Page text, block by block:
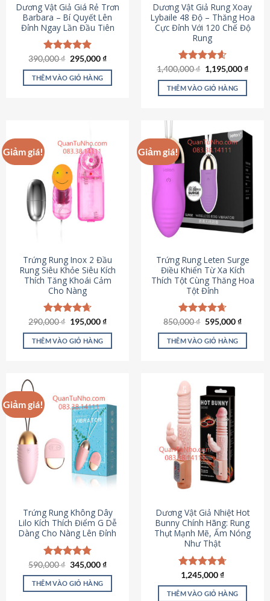
Dương Vật Giả Giá Rẻ Trơn
Barbara – Bí Quyết Lên
Đỉnh Ngay Lần Đầu Tiên
Được xếp
hạng4.90
5 sao
390,000₫ Giá
là:
390,000 ₫.
295,000₫Giá
tại
THÊM VÀO GIỎ HÀNG
Dương Vật Giả Rung Xoay
Lybaile 48 Độ – Thăng Hoa
Cực Đỉnh Với 120 Chế Độ
Rung
Được xếp
hạng4.62
5 sao
1,400,000₫ Giá
gốc
là:
1,400,000 ₫.
1,195,000₫Giá
THÊM VÀO GIỎ HÀNG
Giảm giá!
Trứng Rung Inox 2 Đầu
Rung Siêu Khỏe Siêu Kích
Thích Tăng Khoái Cảm
Cho Nàng
Được xếp
hạng4.64
5 sao
290,000₫ Giá
là:
290,000 ₫.
195,000₫Giá
tại
THÊM VÀO GIỎ HÀNG
Giảm giá!
Trứng Rung Leten Surge
Điều Khiển Từ Xa Kích
Thích Tột Cùng Thăng Hoa
Tột Đỉnh
Được xếp
hạng4.69
5 sao
850,000₫ Giá
là:
850,000 ₫.
595,000₫Giá
tại
THÊM VÀO GIỎ HÀNG
Giảm giá!
Trứng Rung Không Dây
Lilo Kích Thích Điểm G Dễ
Dàng Cho Nàng Lên Đỉnh
Được xếp
hạng4.79
5 sao
590,000₫ Giá
là:
590,000 ₫.
345,000₫Giá
tại
345,000 ₫.
THÊM VÀO GIỎ HÀNG
Dương Vật Giả Nhiệt Hot
Bunny Chính Hãng: Rung
Thụt Mạnh Mẽ, Ấm Nóng
Như Thật
Được xếp
hạng4.73
5 sao
1,245,000₫
THÊM VÀO GIỎ HÀNG